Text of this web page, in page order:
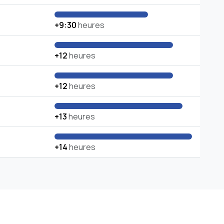
+9:30heures
+12heures
+12heures
+13heures
+14heures